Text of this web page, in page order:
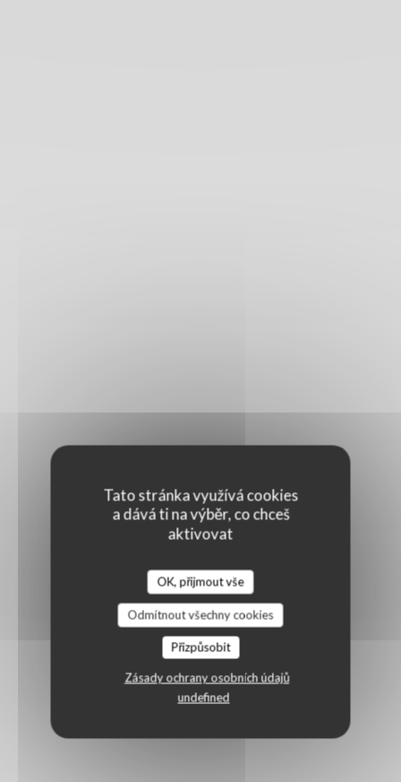
Tato stránka využívá cookies
a dává ti na výběr, co chceš
aktivovat
OK, přijmout vše
Odmítnout všechny cookies
Přizpůsobit
Zásady ochrany osobních údajů
undefined